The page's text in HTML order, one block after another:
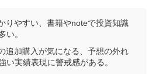
りやすい、書籍やnoteで投資知識
い。
追加購入が気になる、予想の外れ
い実績表現に警戒感がある。